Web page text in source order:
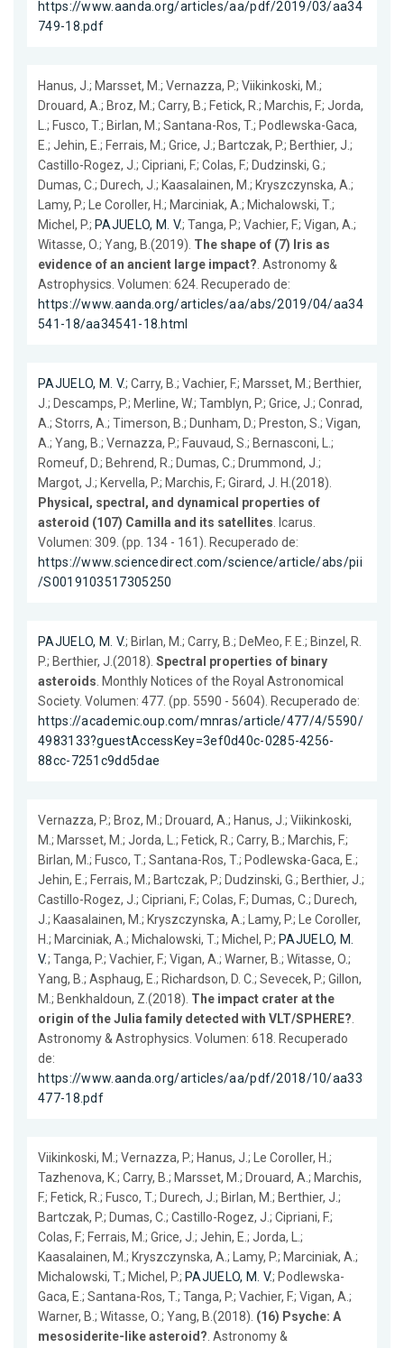
https://www.aanda.org/articles/aa/pdf/2019/03/aa34
749-18.pdf
Hanus, J.; Marsset, M.; Vernazza, P.; Viikinkoski, M.;
Drouard, A.; Broz, M.; Carry, B.; Fetick, R.; Marchis, F.; Jorda,
L.; Fusco, T.; Birlan, M.; Santana-Ros, T.; Podlewska-Gaca,
E.; Jehin, E.; Ferrais, M.; Grice, J.; Bartczak, P.; Berthier, J.;
Castillo-Rogez, J.; Cipriani, F.; Colas, F.; Dudzinski, G.;
Dumas, C.; Durech, J.; Kaasalainen, M.; Kryszczynska, A.;
Lamy, P.; Le Coroller, H.; Marciniak, A.; Michalowski, T.;
Michel, P.; PAJUELO, M. V.; Tanga, P.; Vachier, F.; Vigan, A.;
Witasse, O.; Yang, B.(2019). The shape of (7) Iris as
evidence of an ancient large impact?. Astronomy &
Astrophysics. Volumen: 624. Recuperado de:
https://www.aanda.org/articles/aa/abs/2019/04/aa34
541-18/aa34541-18.html
PAJUELO, M. V.; Carry, B.; Vachier, F.; Marsset, M.; Berthier,
J.; Descamps, P.; Merline, W.; Tamblyn, P.; Grice, J.; Conrad,
A.; Storrs, A.; Timerson, B.; Dunham, D.; Preston, S.; Vigan,
A.; Yang, B.; Vernazza, P.; Fauvaud, S.; Bernasconi, L.;
Romeuf, D.; Behrend, R.; Dumas, C.; Drummond, J.;
Margot, J.; Kervella, P.; Marchis, F.; Girard, J. H.(2018).
Physical, spectral, and dynamical properties of
asteroid (107) Camilla and its satellites. Icarus.
Volumen: 309. (pp. 134 - 161). Recuperado de:
https://www.sciencedirect.com/science/article/abs/pii
/S0019103517305250
PAJUELO, M. V.; Birlan, M.; Carry, B.; DeMeo, F. E.; Binzel, R.
P.; Berthier, J.(2018). Spectral properties of binary
asteroids. Monthly Notices of the Royal Astronomical
Society. Volumen: 477. (pp. 5590 - 5604). Recuperado de:
https://academic.oup.com/mnras/article/477/4/5590/
4983133?guestAccessKey=3ef0d40c-0285-4256-
88cc-7251c9dd5dae
Vernazza, P.; Broz, M.; Drouard, A.; Hanus, J.; Viikinkoski,
M.; Marsset, M.; Jorda, L.; Fetick, R.; Carry, B.; Marchis, F.;
Birlan, M.; Fusco, T.; Santana-Ros, T.; Podlewska-Gaca, E.;
Jehin, E.; Ferrais, M.; Bartczak, P.; Dudzinski, G.; Berthier, J.;
Castillo-Rogez, J.; Cipriani, F.; Colas, F.; Dumas, C.; Durech,
J.; Kaasalainen, M.; Kryszczynska, A.; Lamy, P.; Le Coroller,
H.; Marciniak, A.; Michalowski, T.; Michel, P.; PAJUELO, M.
V.; Tanga, P.; Vachier, F.; Vigan, A.; Warner, B.; Witasse, O.;
Yang, B.; Asphaug, E.; Richardson, D. C.; Sevecek, P.; Gillon,
M.; Benkhaldoun, Z.(2018). The impact crater at the
origin of the Julia family detected with VLT/SPHERE?.
Astronomy & Astrophysics. Volumen: 618. Recuperado
de:
https://www.aanda.org/articles/aa/pdf/2018/10/aa33
477-18.pdf
Viikinkoski, M.; Vernazza, P.; Hanus, J.; Le Coroller, H.;
Tazhenova, K.; Carry, B.; Marsset, M.; Drouard, A.; Marchis,
F.; Fetick, R.; Fusco, T.; Durech, J.; Birlan, M.; Berthier, J.;
Bartczak, P.; Dumas, C.; Castillo-Rogez, J.; Cipriani, F.;
Colas, F.; Ferrais, M.; Grice, J.; Jehin, E.; Jorda, L.;
Kaasalainen, M.; Kryszczynska, A.; Lamy, P.; Marciniak, A.;
Michalowski, T.; Michel, P.; PAJUELO, M. V.; Podlewska-
Gaca, E.; Santana-Ros, T.; Tanga, P.; Vachier, F.; Vigan, A.;
Warner, B.; Witasse, O.; Yang, B.(2018). (16) Psyche: A
mesosiderite-like asteroid?. Astronomy &